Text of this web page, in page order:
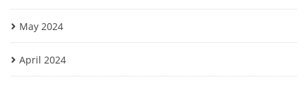
May 2024
April 2024